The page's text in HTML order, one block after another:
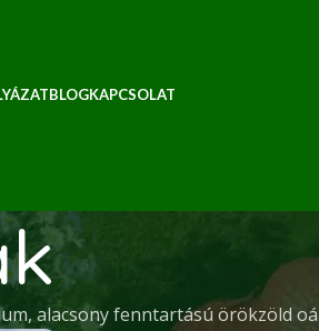
BLOGKAPCSOLAT
alacsony fenntartású örökzöld